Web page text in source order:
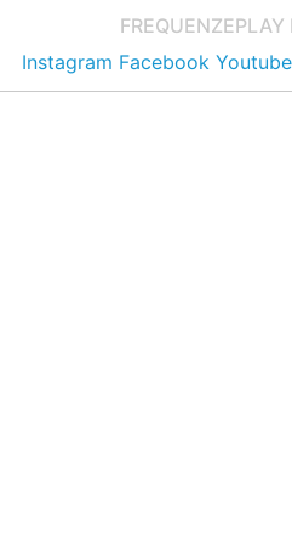
FREQUENZEPLAY
Instagram Facebook Youtube